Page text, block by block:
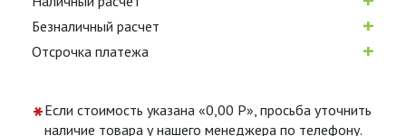
Безналичный расчет +
Отсрочка платежа +
*Если стоимость указана «0,00 Р», просьба уточнить
наличие товара у нашего менеджера по телефону.